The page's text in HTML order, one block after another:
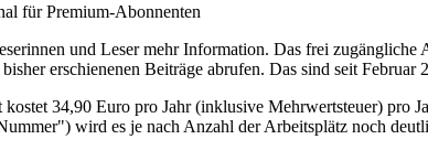
für Premium-Abonnenten
und Leser mehr Information. Das frei
erschienenen Beiträge abrufen. Das sind seit
34,90 Euro pro Jahr (inklusive Mehrwertsteuer) pro
wird es je nach Anzahl der Arbeitsplätz noch